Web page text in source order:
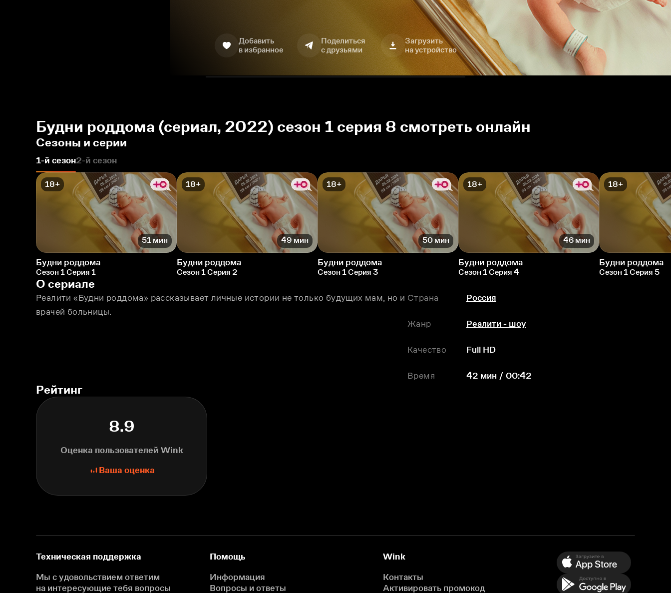
Добавить
в избранное
Поделиться
с друзьями
Загрузить
на устройство
Будни роддома (сериал, 2022) сезон 1 серия 8 смотреть онлайн
Сезоны и серии
1-й сезон2-й сезон
18+
51 мин
Будни роддома
Сезон 1 Серия 1
18+
49 мин
Будни роддома
Сезон 1 Серия 2
18+
50 мин
Будни роддома
Сезон 1 Серия 3
18+
46 мин
Будни роддома
Сезон 1 Серия 4
18+
Будни роддома
Сезон 1 Серия 5
О сериале
Реалити «Будни роддома» рассказывает личные истории не только будущих мам, но и
врачей больницы.
Страна Россия
Жанр Реалити - шоу
Качество Full HD
Время 42 мин / 00:42
Рейтинг
8.9
Оценка пользователей Wink
Ваша оценка
Техническая поддержка
Мы с удовольствием ответим
на интересующие тебя вопросы
Помощь
Информация
Вопросы и ответы
Wink
Контакты
Активировать промокод